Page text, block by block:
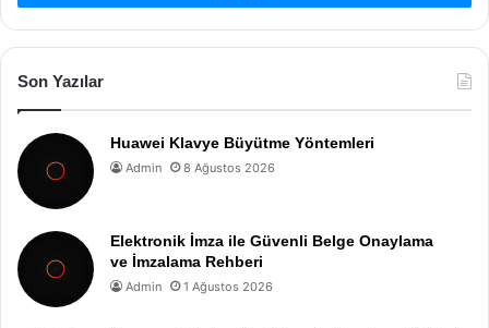
Son Yazılar
Huawei Klavye Büyütme Yöntemleri
Admin 8 Ağustos 2026
Elektronik İmza ile Güvenli Belge Onaylama
ve İmzalama Rehberi
Admin 1 Ağustos 2026